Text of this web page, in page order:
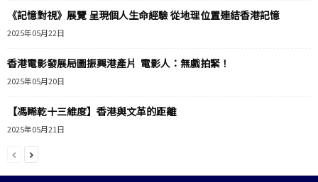
《記憶對視》展覽 呈現個人生命經驗 從地理位置連結香港記憶
2025年05月22日
香港電影發展局圖振興港產片 電影人：無戲拍緊！
2025年05月20日
【馮睎乾十三維度】香港與文革的距離
2025年05月21日